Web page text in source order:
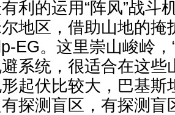
利的运用“阵风”战斗
地区，借助山地的掩
EG。这里崇山峻岭，
系统，很适合在这些
起伏比较大，巴基斯
探测盲区，有探测盲